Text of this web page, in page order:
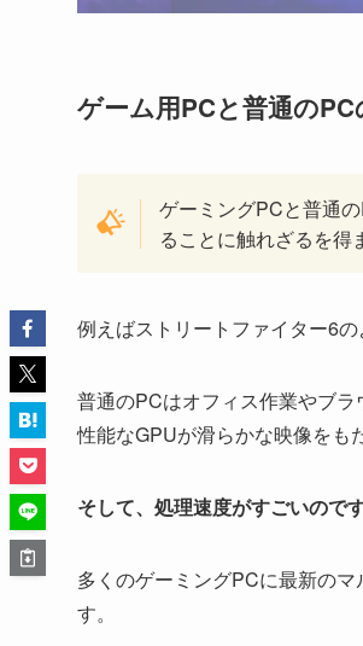
ゲーム用PCと普通のPC
ゲーミングPCと普通
ることに触れざるを得
例えばストリートファイター6
普通のPCはオフィス作業やブ
性能なGPUが滑らかな映像をも
そして、処理速度がすごいのです
多くのゲーミングPCに最新の
す。